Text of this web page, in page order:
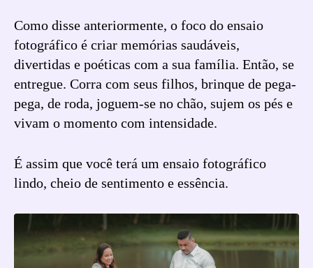
Como disse anteriormente, o foco do ensaio
fotográfico é criar memórias saudáveis,
divertidas e poéticas com a sua família. Então, se
entregue. Corra com seus filhos, brinque de pega-
pega, de roda, joguem-se no chão, sujem os pés e
vivam o momento com intensidade.
É assim que você terá um ensaio fotográfico
lindo, cheio de sentimento e essência.